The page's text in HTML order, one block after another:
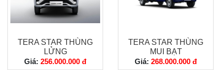
TERA STAR THÙNG
LỬNG
Giá: 256.000.000 đ
TERA STAR THÙNG
MUI BẠT
Giá: 268.000.000 đ